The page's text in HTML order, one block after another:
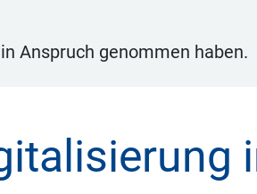
Anspruch genommen haben.